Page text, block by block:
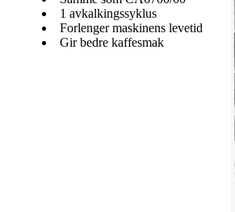
1 avkalkingssyklus
Forlenger maskinens levetid
Gir bedre kaffesmak